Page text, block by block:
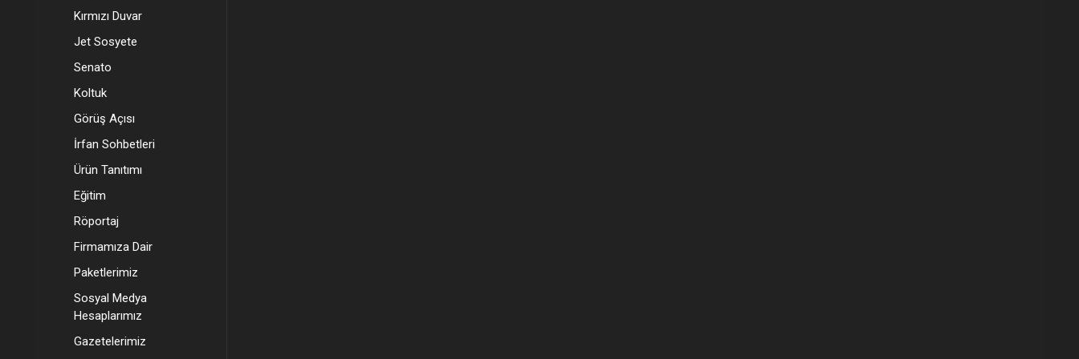
Kırmızı Duvar
Jet Sosyete
Senato
Koltuk
Görüş Açısı
İrfan Sohbetleri
Ürün Tanıtımı
Eğitim
Röportaj
Firmamıza Dair
Paketlerimiz
Sosyal Medya
Hesaplarımız
Gazetelerimiz